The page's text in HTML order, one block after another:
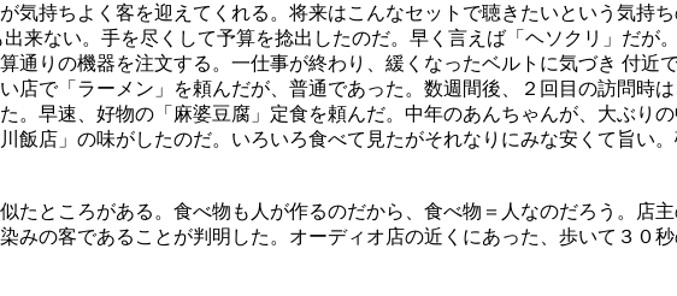
気持ちよく客を迎えてくれる。将来はこんなセットで聴きたいという気持
来ない。手を尽くして予算を捻出したのだ。早く言えば「ヘソクリ」だが
通りの機器を注文する。一仕事が終わり、緩くなったベルトに気づき 付近
店で「ラーメン」を頼んだが、普通であった。数週間後、２回目の訪問時
。早速、好物の「麻婆豆腐」定食を頼んだ。中年のあんちゃんが、大ぶり
飯店」の味がしたのだ。いろいろ食べて見たがそれなりにみな安くて旨い
ところがある。食べ物も人が作るのだから、食べ物＝人なのだろう。店主
みの客であることが判明した。オーディオ店の近くにあった、歩いて３０